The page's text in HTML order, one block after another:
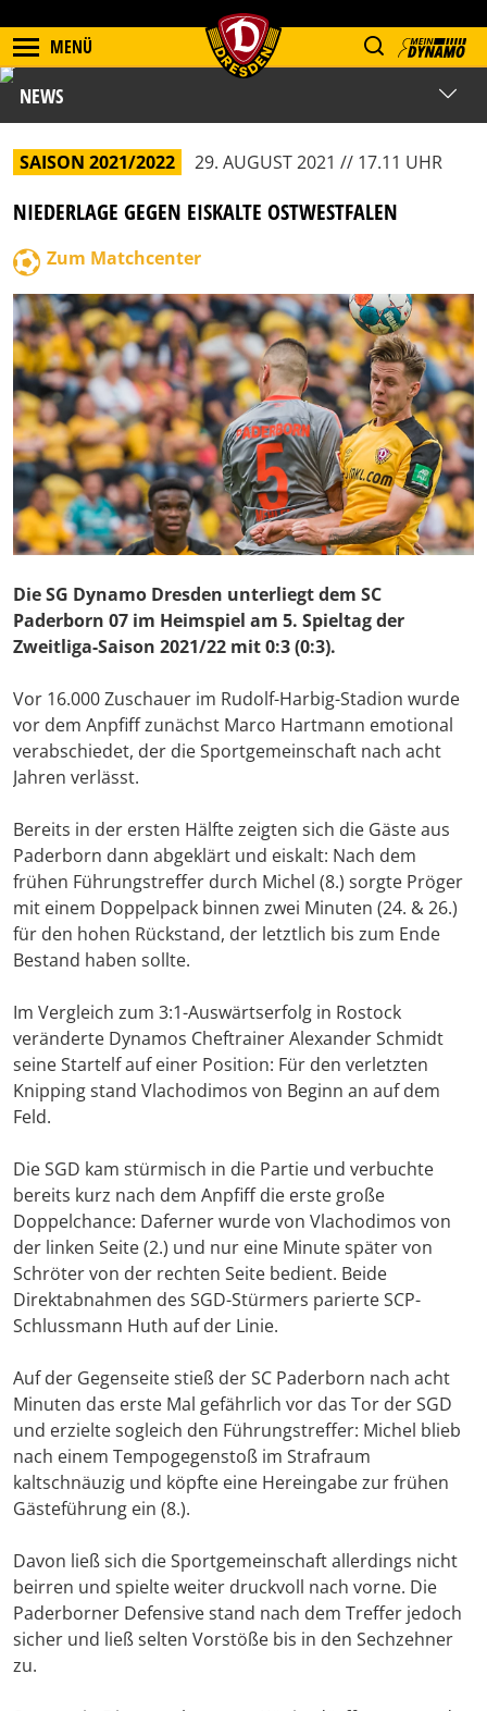
MENÜ
NEWS
SAISON 2021/2022 29. AUGUST 2021 // 17.11 UHR
NIEDERLAGE GEGEN EISKALTE OSTWESTFALEN
Zum Matchcenter
Die SG Dynamo Dresden unterliegt dem SC
Paderborn 07 im Heimspiel am 5. Spieltag der
Zweitliga-Saison 2021/22 mit 0:3 (0:3).
Vor 16.000 Zuschauer im Rudolf-Harbig-Stadion wurde
vor dem Anpfiff zunächst Marco Hartmann emotional
verabschiedet, der die Sportgemeinschaft nach acht
Jahren verlässt.
Bereits in der ersten Hälfte zeigten sich die Gäste aus
Paderborn dann abgeklärt und eiskalt: Nach dem
frühen Führungstreffer durch Michel (8.) sorgte Pröger
mit einem Doppelpack binnen zwei Minuten (24. & 26.)
für den hohen Rückstand, der letztlich bis zum Ende
Bestand haben sollte.
Im Vergleich zum 3:1-Auswärtserfolg in Rostock
veränderte Dynamos Cheftrainer Alexander Schmidt
seine Startelf auf einer Position: Für den verletzten
Knipping stand Vlachodimos von Beginn an auf dem
Feld.
Die SGD kam stürmisch in die Partie und verbuchte
bereits kurz nach dem Anpfiff die erste große
Doppelchance: Daferner wurde von Vlachodimos von
der linken Seite (2.) und nur eine Minute später von
Schröter von der rechten Seite bedient. Beide
Direktabnahmen des SGD-Stürmers parierte SCP-
Schlussmann Huth auf der Linie.
Auf der Gegenseite stieß der SC Paderborn nach acht
Minuten das erste Mal gefährlich vor das Tor der SGD
und erzielte sogleich den Führungstreffer: Michel blieb
nach einem Tempogegenstoß im Strafraum
kaltschnäuzig und köpfte eine Hereingabe zur frühen
Gästeführung ein (8.).
Davon ließ sich die Sportgemeinschaft allerdings nicht
beirren und spielte weiter druckvoll nach vorne. Die
Paderborner Defensive stand nach dem Treffer jedoch
sicher und ließ selten Vorstöße bis in den Sechzehner
zu.